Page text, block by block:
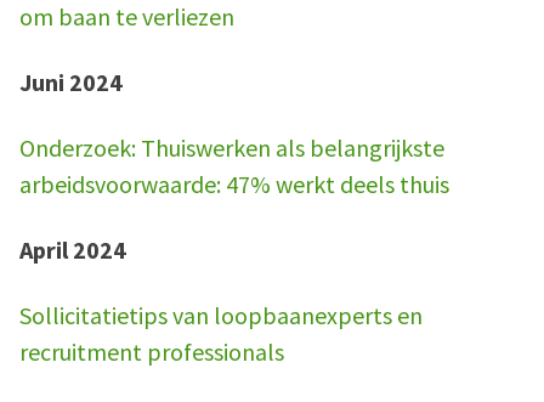
om baan te verliezen
Juni 2024
Onderzoek: Thuiswerken als belangrijkste
arbeidsvoorwaarde: 47% werkt deels thuis
April 2024
Sollicitatietips van loopbaanexperts en
recruitment professionals